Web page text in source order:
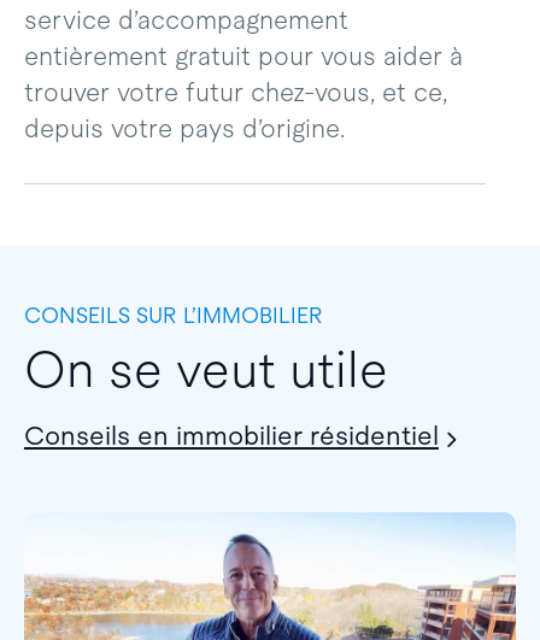
service d’accompagnement
entièrement gratuit pour vous aider à
trouver votre futur chez-vous, et ce,
depuis votre pays d’origine.
CONSEILS SUR L’IMMOBILIER
On se veut utile
Conseils en immobilier résidentiel